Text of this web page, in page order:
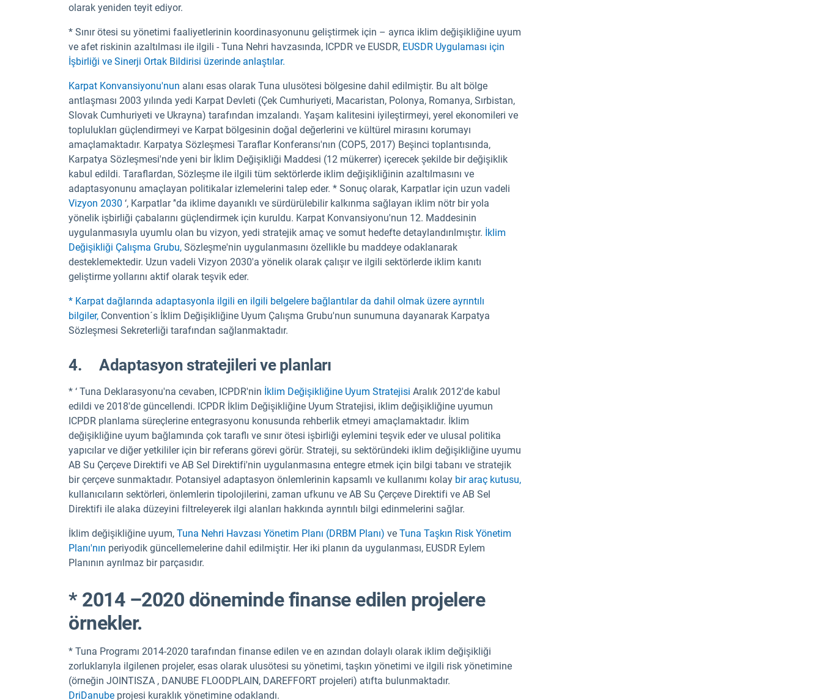
olarak yeniden teyit ediyor.
* Sınır ötesi su yönetimi faaliyetlerinin koordinasyonunu geliştirmek için – ayrıca iklim değişikliğine uyum
ve afet riskinin azaltılması ile ilgili - Tuna Nehri havzasında, ICPDR ve EUSDR, EUSDR Uygulaması için
İşbirliği ve Sinerji Ortak Bildirisi üzerinde anlaştılar.
Karpat Konvansiyonu'nun alanı esas olarak Tuna ulusötesi bölgesine dahil edilmiştir. Bu alt bölge
antlaşması 2003 yılında yedi Karpat Devleti (Çek Cumhuriyeti, Macaristan, Polonya, Romanya, Sırbistan,
Slovak Cumhuriyeti ve Ukrayna) tarafından imzalandı. Yaşam kalitesini iyileştirmeyi, yerel ekonomileri ve
toplulukları güçlendirmeyi ve Karpat bölgesinin doğal değerlerini ve kültürel mirasını korumayı
amaçlamaktadır. Karpatya Sözleşmesi Taraflar Konferansı'nın (COP5, 2017) Beşinci toplantısında,
Karpatya Sözleşmesi'nde yeni bir İklim Değişikliği Maddesi (12 mükerrer) içerecek şekilde bir değişiklik
kabul edildi. Taraflardan, Sözleşme ile ilgili tüm sektörlerde iklim değişikliğinin azaltılmasını ve
adaptasyonunu amaçlayan politikalar izlemelerini talep eder. * Sonuç olarak, Karpatlar için uzun vadeli
Vizyon 2030 ‘, Karpatlar ’'da iklime dayanıklı ve sürdürülebilir kalkınma sağlayan iklim nötr bir yola
yönelik işbirliği çabalarını güçlendirmek için kuruldu. Karpat Konvansiyonu'nun 12. Maddesinin
uygulanmasıyla uyumlu olan bu vizyon, yedi stratejik amaç ve somut hedefte detaylandırılmıştır. İklim
Değişikliği Çalışma Grubu, Sözleşme'nin uygulanmasını özellikle bu maddeye odaklanarak
desteklemektedir. Uzun vadeli Vizyon 2030'a yönelik olarak çalışır ve ilgili sektörlerde iklim kanıtı
geliştirme yollarını aktif olarak teşvik eder.
* Karpat dağlarında adaptasyonla ilgili en ilgili belgelere bağlantılar da dahil olmak üzere ayrıntılı
bilgiler, Convention´s İklim Değişikliğine Uyum Çalışma Grubu'nun sunumuna dayanarak Karpatya
Sözleşmesi Sekreterliği tarafından sağlanmaktadır.
4. Adaptasyon stratejileri ve planları
* ‘ Tuna Deklarasyonu'na cevaben, ICPDR'nin İklim Değişikliğine Uyum Stratejisi Aralık 2012'de kabul
edildi ve 2018'de güncellendi. ICPDR İklim Değişikliğine Uyum Stratejisi, iklim değişikliğine uyumun
ICPDR planlama süreçlerine entegrasyonu konusunda rehberlik etmeyi amaçlamaktadır. İklim
değişikliğine uyum bağlamında çok taraflı ve sınır ötesi işbirliği eylemini teşvik eder ve ulusal politika
yapıcılar ve diğer yetkililer için bir referans görevi görür. Strateji, su sektöründeki iklim değişikliğine uyumu
AB Su Çerçeve Direktifi ve AB Sel Direktifi'nin uygulanmasına entegre etmek için bilgi tabanı ve stratejik
bir çerçeve sunmaktadır. Potansiyel adaptasyon önlemlerinin kapsamlı ve kullanımı kolay bir araç kutusu,
kullanıcıların sektörleri, önlemlerin tipolojilerini, zaman ufkunu ve AB Su Çerçeve Direktifi ve AB Sel
Direktifi ile alaka düzeyini filtreleyerek ilgi alanları hakkında ayrıntılı bilgi edinmelerini sağlar.
İklim değişikliğine uyum, Tuna Nehri Havzası Yönetim Planı (DRBM Planı) ve Tuna Taşkın Risk Yönetim
Planı'nın periyodik güncellemelerine dahil edilmiştir. Her iki planın da uygulanması, EUSDR Eylem
Planının ayrılmaz bir parçasıdır.
* 2014 –2020 döneminde finanse edilen projelere
örnekler.
* Tuna Programı 2014-2020 tarafından finanse edilen ve en azından dolaylı olarak iklim değişikliği
zorluklarıyla ilgilenen projeler, esas olarak ulusötesi su yönetimi, taşkın yönetimi ve ilgili risk yönetimine
(örneğin JOINTISZA , DANUBE FLOODPLAIN, DAREFFORT projeleri) atıfta bulunmaktadır.
DriDanube projesi kuraklık yönetimine odaklandı.